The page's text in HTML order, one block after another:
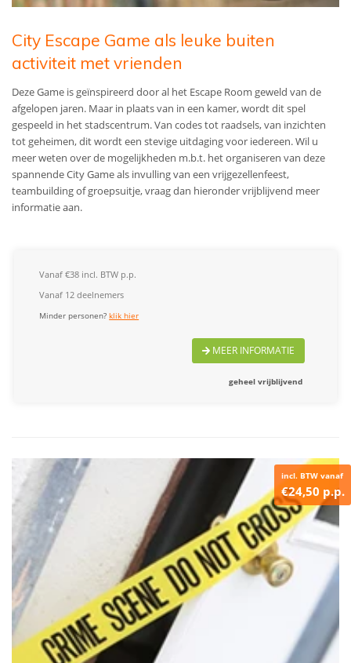
City Escape Game als leuke buiten
activiteit met vrienden
Deze Game is geïnspireerd door al het Escape Room geweld van de
afgelopen jaren. Maar in plaats van in een kamer, wordt dit spel
gespeeld in het stadscentrum. Van codes tot raadsels, van inzichten
tot geheimen, dit wordt een stevige uitdaging voor iedereen.Wil u
meer weten over de mogelijkheden m.b.t. het organiseren van deze
spannende City Game als invulling van een vrijgezellenfeest,
teambuilding of groepsuitje, vraag dan hieronder vrijblijvend meer
informatie aan.
Vanaf €38 incl. BTW p.p.
Vanaf 12 deelnemers
Minder personen?klik hier
MEER INFORMATIE
geheel vrijblijvend
incl. BTW vanaf
€24,50 p.p.